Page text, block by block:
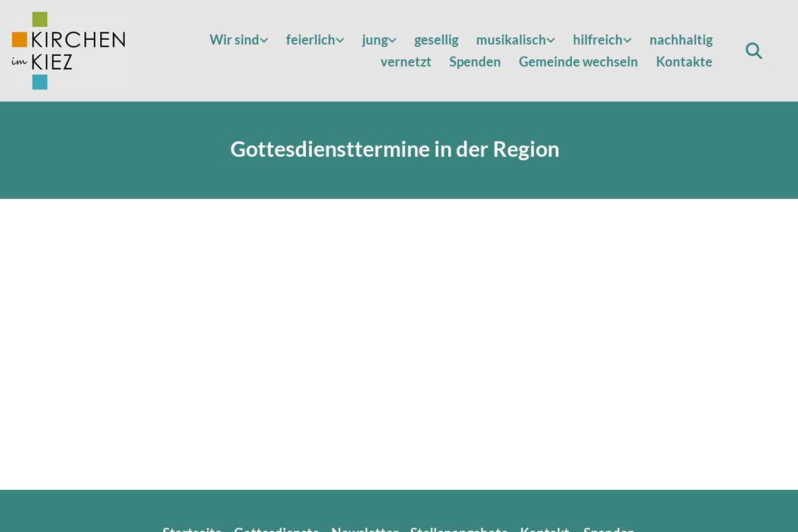
Wir sind feierlich jung gesellig musikalisch hilfreich
nachhaltig
vernetzt
Spenden Gemeinde wechseln Kontakte
Gottesdiensttermine in der Region